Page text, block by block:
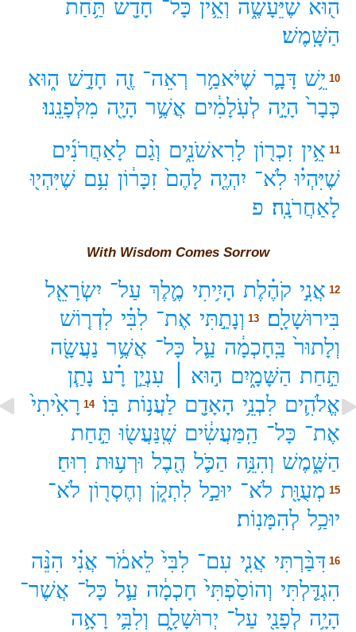
ה֖וּא שֶׁיֵּעָשֶׂ֑ה וְאֵ֥ין כָּל־ חָדָ֖שׁ תַּ֥חַת
הַשָּֽׁמֶשׁ׃
10 יֵ֥שׁ דָּבָ֛ר שֶׁיֹּאמַ֥ר רְאֵה־ זֶ֖ה חָדָ֣שׁ ה֑וּא
כְּבָר֙ הָיָ֣ה לְעֹֽלָמִ֔ים אֲשֶׁ֥ר הָיָ֖ה מִלְּפָנֵֽנוּ׃
11 אֵ֥ין זִכְר֖וֹן לָרִאשֹׁנִ֑ים וְגַ֨ם לָאַחֲרֹנִ֜ים
שֶׁיִּהְי֗וּ לֹֽא־ יִהְיֶ֤ה לָהֶם֙ זִכָּר֔וֹן עִ֥ם שֶׁיִּהְי֖וּ
לָאַחֲרֹנָֽה׃ פ
With Wisdom Comes Sorrow
12 אֲנִ֣י קֹהֶ֗לֶת הָיִ֥יתִי מֶ֛לֶךְ עַל־ יִשְׂרָאֵ֖ל
בִּירוּשָׁלִָֽם׃
13 וְנָתַ֣תִּי אֶת־ לִבִּ֗י לִדְר֤וֹשׁ
וְלָתוּר֙ בַּֽחָכְמָ֔ה עַ֛ל כָּל־ אֲשֶׁ֥ר נַעֲשָׂ֖ה
תַּ֣חַת הַשָּׁמָ֑יִם ה֣וּא ׀ עִנְיַ֣ן רָ֗ע נָתַ֧ן
אֱלֹהִ֛ים לִבְנֵ֥י הָאָדָ֖ם לַעֲנ֥וֹת בּֽוֹ׃ 14 רָאִ֙יתִי֙
אֶת־ כָּל־ הַֽמַּעֲשִׂ֔ים שֶֽׁנַּעֲשׂ֖וּ תַּ֣חַת
הַשָּׁ֑מֶשׁ וְהִנֵּ֥ה הַכֹּ֛ל הֶ֖בֶל וּרְע֥וּת רֽוּחַ׃
15 מְעֻוָּ֖ת לֹא־ יוּכַ֣ל לִתְקֹ֑ן וְחֶסְר֖וֹן לֹא־
יוּכַ֥ל לְהִמָּנֽוֹת׃
16 דִּבַּ֨רְתִּי אֲנִ֤י עִם־ לִבִּי֙ לֵאמֹ֔ר אֲנִ֗י הִנֵּ֨ה
הִגְדַּ֤לְתִּי וְהוֹסַ֙פְתִּי֙ חָכְמָ֔ה עַ֛ל כָּל־ אֲשֶׁר־
הָיָ֥ה לְפָנַ֖י עַל־ יְרוּשָׁלִָ֑ם וְלִבִּ֛י רָאָ֥ה